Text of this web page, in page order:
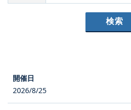
2026/8/25